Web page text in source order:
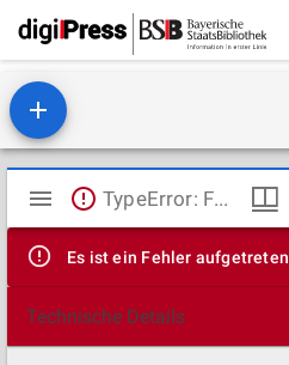
Mirador
Viewer
TypeError: Failed to fetch
Es ist ein Fehler aufgetreten
Technische Details